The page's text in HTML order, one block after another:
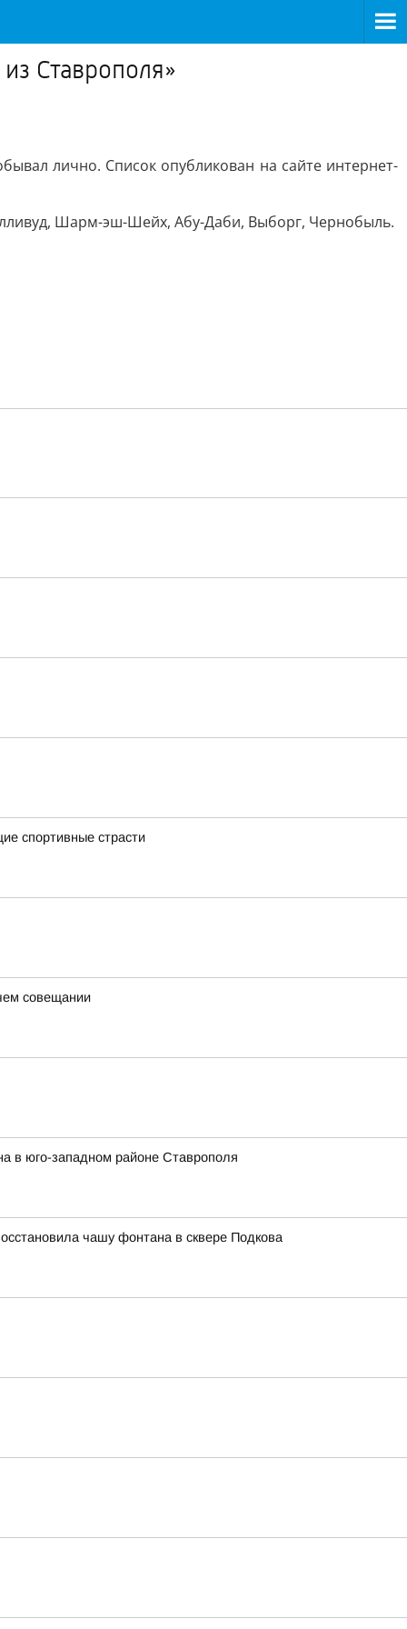
Ставрополя»
лично. Список опубликован на сайте интернет-
Шарм-эш-Шейх, Абу-Даби, Выборг, Чернобыль.
спортивные страсти
совещании
в юго-западном районе Ставрополя
чашу фонтана в сквере Подкова